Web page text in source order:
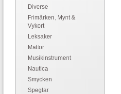
Diverse
Frimärken, Mynt &
Vykort
Leksaker
Mattor
Musikinstrument
Nautica
Smycken
Speglar